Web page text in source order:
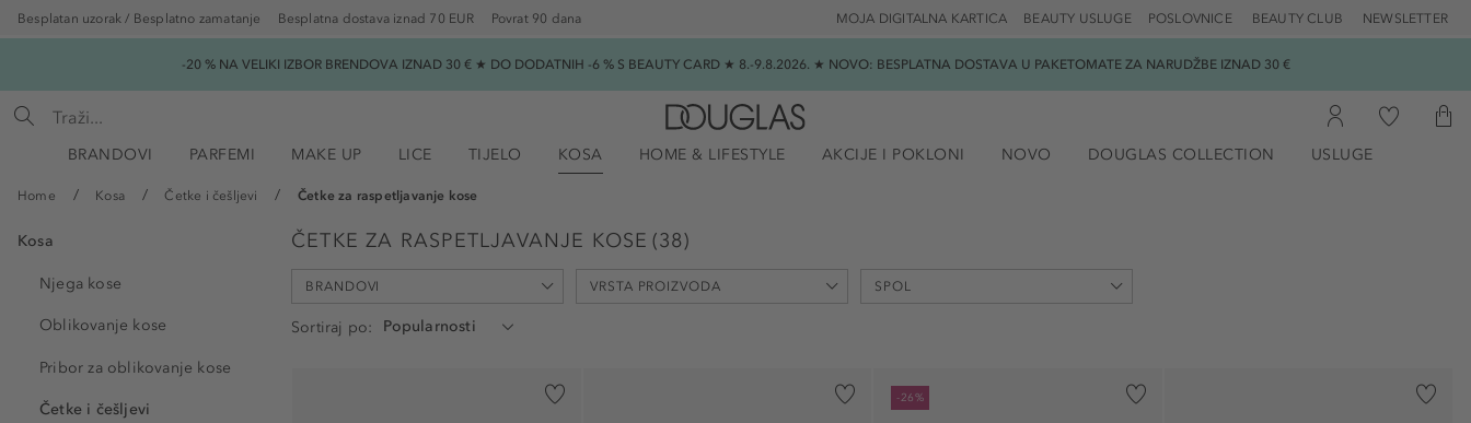
Besplatan uzorak / Besplatno zamatanje Besplatna dostava iznad 70 EUR Povrat 90 dana POSLOVNICE BEAUTY CLUB NEWSLETTER
BEAUTY USLUGE
MOJA DIGITALNA KARTICA
-20 % NA VELIKI IZBOR BRENDOVA IZNAD 30 € ★ DO DODATNIH -6 % S BEAUTY CARD ★ 8.-9.8.2026. ★ NOVO: BESPLATNA DOSTAVA U PAKETOMATE ZA NARUDŽBE IZNAD 30 €
BRANDOVI PARFEMI MAKE UP LICE TIJELO KOSA HOME & LIFESTYLE AKCIJE I POKLONI NOVO DOUGLAS COLLECTION USLUGE
Home Kosa Četke i češljevi Četke za raspetljavanje kose
Kosa
Njega kose
Oblikovanje kose
Pribor za oblikovanje kose
Četke i češljevi
ČETKE ZA RASPETLJAVANJE KOSE (38)
BRANDOVI VRSTA PROIZVODA SPOL
ženski (4)
Sortiraj po
-26%